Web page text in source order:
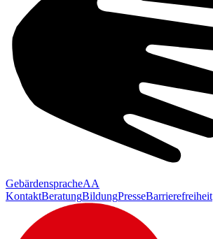
GebärdenspracheAA
KontaktBeratungBildungPresseBarrierefreiheit